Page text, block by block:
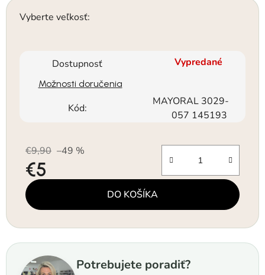
Vyberte veľkosť:
Dostupnosť Vypredané
Možnosti doručenia
Kód:
MAYORAL 3029-
057 145193
€9,90 –49 %
€5
Jednotková cena: DO KOŠÍKA
Potrebujete poradiť?